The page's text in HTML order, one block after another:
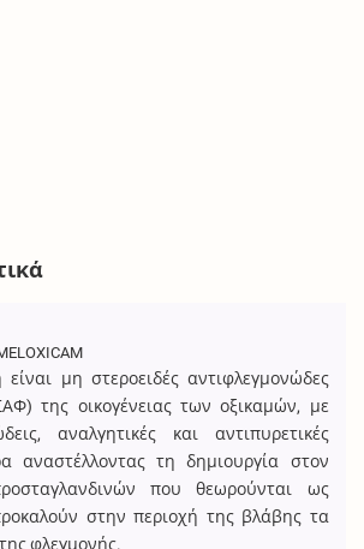
είναι μη στεροειδές αντιφλεγμονώδες
της οικογένειας των οξικαμών, με
αναλγητικές και αντιπυρετικές
αναστέλλοντας τη δημιουργία στον
που θεωρούνται ως
στην περιοχή της βλάβης τα
φλεγμονής.